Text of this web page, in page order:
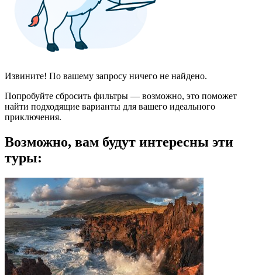
Извините! По вашему запросу ничего не найдено.
Попробуйте сбросить фильтры — возможно, это поможет
найти подходящие варианты для вашего идеального
приключения.
Возможно, вам будут интересны эти
туры: